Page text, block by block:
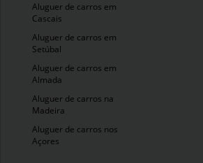
Aluguer de carros em
Cascais
Aluguer de carros em
Setúbal
Aluguer de carros em
Almada
Aluguer de carros na
Madeira
Aluguer de carros nos
Açores